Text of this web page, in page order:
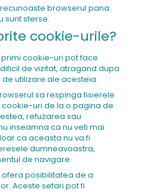
browserul pana
sunt sterse.
cookie-urile?
cookie-uri pot face
de vizitat, atragand dupa
utilizare ale acesteia.
sa respinga fisierele
uri de la o pagina de
refuzarea sau
inseamna ca nu veti mai
ca aceasta nu va fi
dumneavoastra,
de navigare.
posibilitatea de a
Aceste setari pot fi